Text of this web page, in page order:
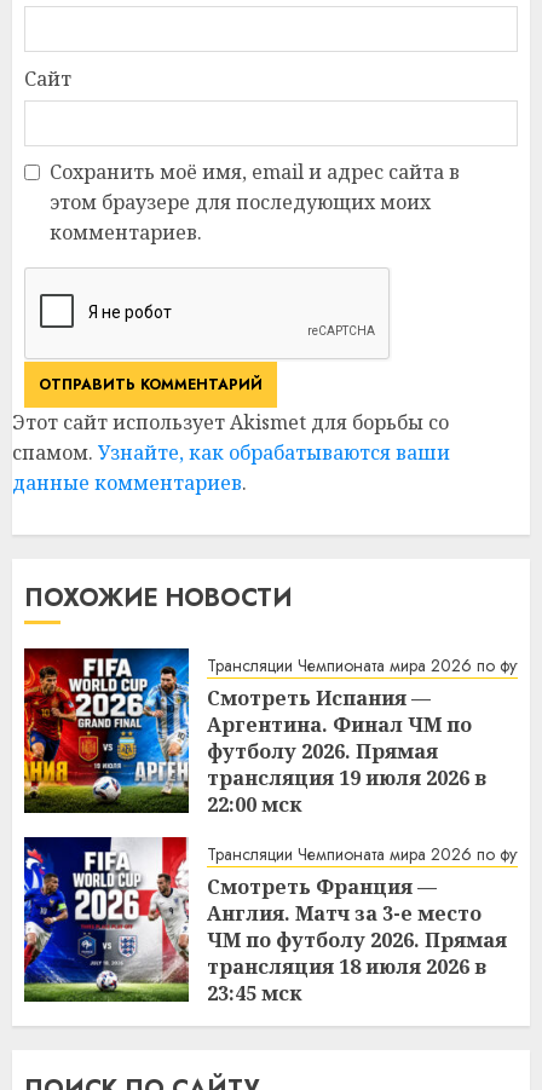
Сайт
Сохранить моё имя, email и адрес сайта в
этом браузере для последующих моих
комментариев.
Этот сайт использует Akismet для борьбы со
спамом. Узнайте, как обрабатываются ваши
данные комментариев.
ПОХОЖИЕ НОВОСТИ
Трансляции Чемпионата мира 2026 по
Смотреть Испания —
Аргентина. Финал ЧМ по
футболу 2026. Прямая
трансляция 19 июля 2026 в
22:00 мск
Трансляции Чемпионата мира 2026 по
Смотреть Франция —
Англия. Матч за 3-е место
ЧМ по футболу 2026. Прямая
трансляция 18 июля 2026 в
23:45 мск
10:51 19.07.2026